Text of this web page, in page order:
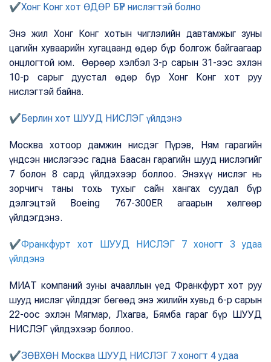
✔Хонг Конг хот ӨДӨР БҮР нислэгтэй болно
Энэ жил Хонг Конг хотын чиглэлийн давтамжыг зуны
цагийн хуваарийн хугацаанд өдөр бүр болгож байгаагаар
онцлогтой юм. Өөрөөр хэлбэл 3-р сарын 31-ээс эхлэн
10-р сарыг дуустал өдөр бүр Хонг Конг хот руу
нислэгтэй байна.
✔Берлин хот ШУУД НИСЛЭГ үйлдэнэ
Москва хотоор дамжин нисдэг Пүрэв, Ням гарагийн
үндсэн нислэгээс гадна Баасан гарагийн шууд нислэгийг
7 болон 8 сард үйлдэхээр боллоо. Энэхүү нислэг нь
зорчигч таны тохь тухыг сайн хангах суудал бүр
дэлгэцтэй Boeing 767-300ER агаарын хөлгөөр
үйлдэгдэнэ.
✔Франкфурт хот ШУУД НИСЛЭГ 7 хоногт 3 удаа
үйлдэнэ
МИАТ компаний зуны ачааллын үед Франкфурт хот руу
шууд нислэг үйлддэг бөгөөд энэ жилийн хувьд 6-р сарын
22-оос эхлэн Мягмар, Лхагва, Бямба гараг бүр ШУУД
НИСЛЭГ үйлдэхээр боллоо.
✔ЗӨВХӨН Москва ШУУД НИСЛЭГ 7 хоногт 4 удаа